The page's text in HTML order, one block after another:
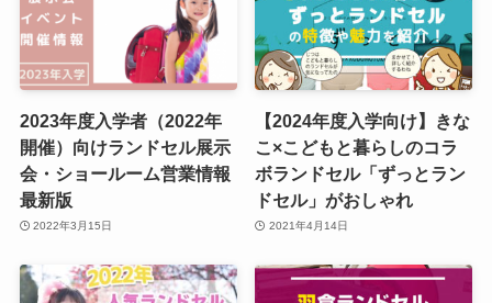
2023年度入学者（2022年
開催）向けランドセル展示
会・ショールーム営業情報
最新版
2022年3月15日
【2024年度入学向け】きな
こ×こどもと暮らしのコラ
ボランドセル「ずっとラン
ドセル」がおしゃれ
2021年4月14日